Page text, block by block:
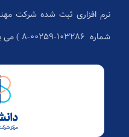
نرم افزاری ثبت شده شرکت
شماره ۱۰۳۲۸۶-۰۰۲۵۹-۸ ) می باشد.